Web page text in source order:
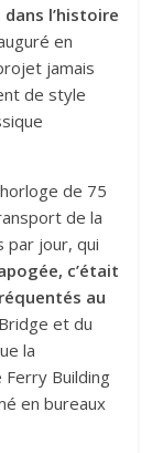
l’histoire
en
jamais
de style
de 75
de la
par jour, qui
c’était
au
et du
la
Building
en bureaux